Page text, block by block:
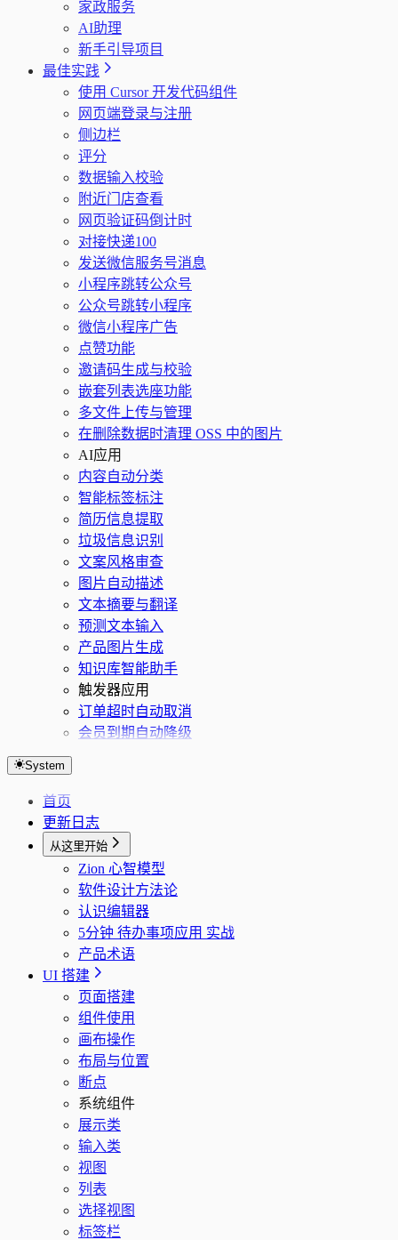
家政服务
AI助理
新手引导项目
最佳实践
使用 Cursor 开发代码组件
网页端登录与注册
侧边栏
评分
数据输入校验
附近门店查看
网页验证码倒计时
对接快递100
发送微信服务号消息
小程序跳转公众号
公众号跳转小程序
微信小程序广告
点赞功能
邀请码生成与校验
嵌套列表选座功能
多文件上传与管理
在删除数据时清理 OSS 中的图片
AI应用
内容自动分类
智能标签标注
简历信息提取
垃圾信息识别
文案风格审查
图片自动描述
文本摘要与翻译
预测文本输入
产品图片生成
知识库智能助手
触发器应用
订单超时自动取消
会员到期自动降级
System
首页
更新日志
从这里开始
Zion 心智模型
软件设计方法论
认识编辑器
5分钟 待办事项应用 实战
产品术语
UI 搭建
页面搭建
组件使用
画布操作
布局与位置
断点
系统组件
展示类
输入类
视图
列表
选择视图
标签栏